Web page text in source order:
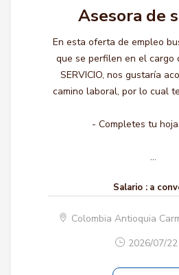
Asesora de
En esta oferta de empleo
que se perfilen en el cargo
SERVICIO, nos gustaría
camino laboral, por lo cual
- Completes tu
...
Salario : a
Colombia Antioquia
2026/07/22